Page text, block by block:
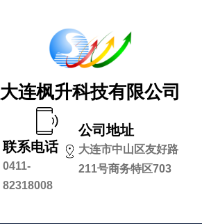
大连枫升科技有限公司
联系电话
0411-
82318008
公司地址
大连市中山区友好路
211号商务特区703